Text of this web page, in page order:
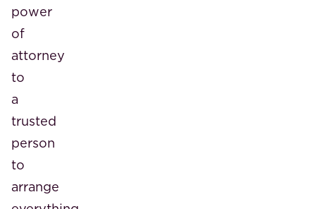
power
of
attorney
to
a
trusted
person
to
arrange